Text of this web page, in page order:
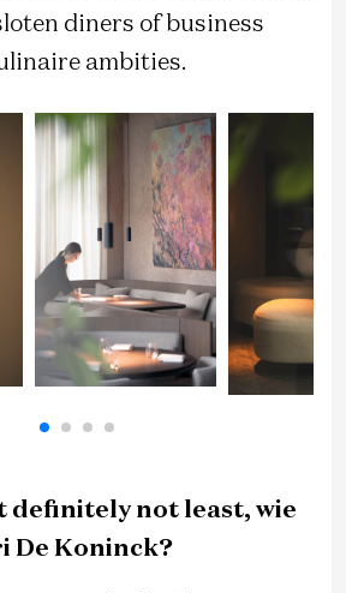
diners of business
ambities.
definitely not least, wie
De Koninck?